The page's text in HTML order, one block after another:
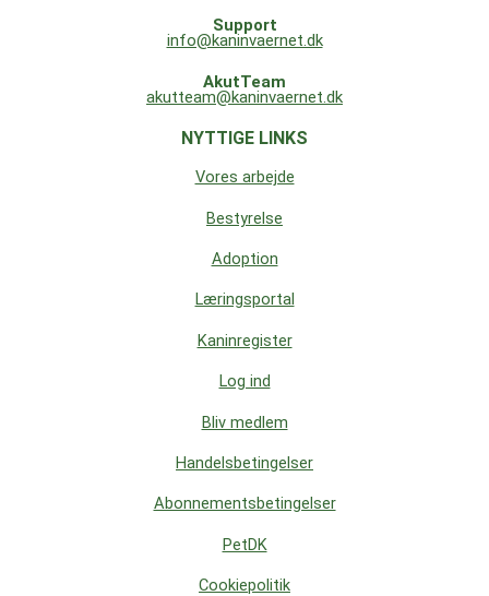
Support
info@kaninvaernet.dk
AkutTeam
akutteam@kaninvaernet.dk
NYTTIGE LINKS
Vores arbejde
Bestyrelse
Adoption
Læringsportal
Kaninregister
Log ind
Bliv medlem
Handelsbetingelser
Abonnementsbetingelser
PetDK
Cookiepolitik